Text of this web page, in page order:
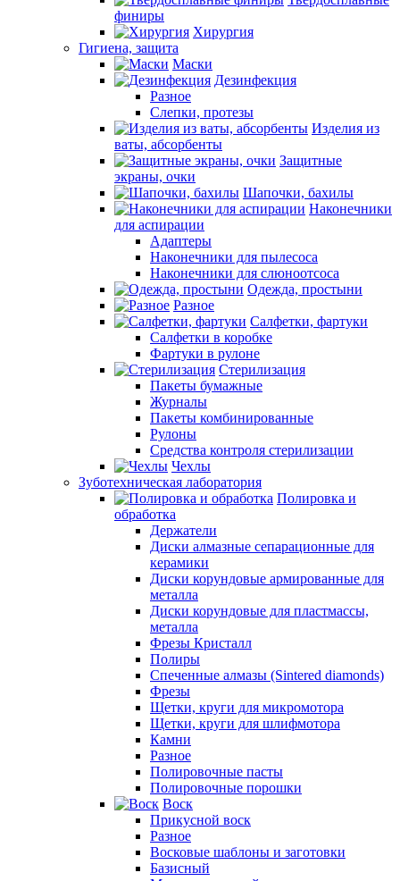
финиры
Хирургия
Гигиена, защита
Маски
Дезинфекция
Разное
Слепки, протезы
Изделия из
ваты, абсорбенты
Защитные
экраны, очки
Шапочки, бахилы
Наконечники
для аспирации
Адаптеры
Наконечники для пылесоса
Наконечники для слюноотсоса
Одежда, простыни
Разное
Салфетки, фартуки
Салфетки в коробке
Фартуки в рулоне
Стерилизация
Пакеты бумажные
Журналы
Пакеты комбинированные
Рулоны
Средства контроля стерилизации
Чехлы
Зуботехническая лаборатория
Полировка и
обработка
Держатели
Диски алмазные сепарационные для
керамики
Диски корундовые армированные для
металла
Диски корундовые для пластмассы,
металла
Фрезы Кристалл
Полиры
Спеченные алмазы (Sintered diamonds)
Фрезы
Щетки, круги для микромотора
Щетки, круги для шлифмотора
Камни
Разное
Полировочные пасты
Полировочные порошки
Воск
Прикусной воск
Разное
Восковые шаблоны и заготовки
Базисный